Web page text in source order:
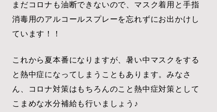
まだコロナも油断できないので、マスク着用と手指
消毒用のアルコールスプレーを忘れずにお出かけし
ています！！
これから夏本番になりますが、暑い中マスクをする
と熱中症になってしまうこともあります。みなさ
ん、コロナ対策はもちろんのこと熱中症対策として
こまめな水分補給も行いましょう♪